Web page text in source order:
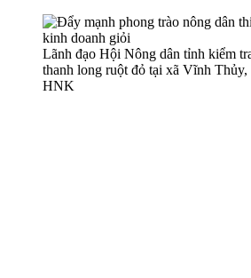
Lãnh đạo Hội Nông dân tỉnh kiểm
thanh long ruột đỏ tại xã Vĩnh
HNK​